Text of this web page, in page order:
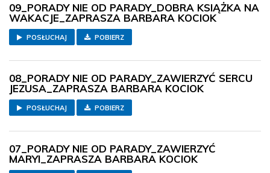
09_PORADY NIE OD PARADY_DOBRA KSIĄŻKA NA
WAKACJE_ZAPRASZA BARBARA KOCIOK
POSŁUCHAJ POBIERZ
08_PORADY NIE OD PARADY_ZAWIERZYĆ SERCU
JEZUSA_ZAPRASZA BARBARA KOCIOK
POSŁUCHAJ POBIERZ
07_PORADY NIE OD PARADY_ZAWIERZYĆ
MARYI_ZAPRASZA BARBARA KOCIOK